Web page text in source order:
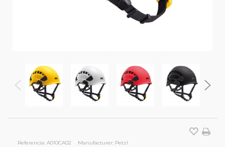
Referencia: A010CA02 Manufacturer: Petzl